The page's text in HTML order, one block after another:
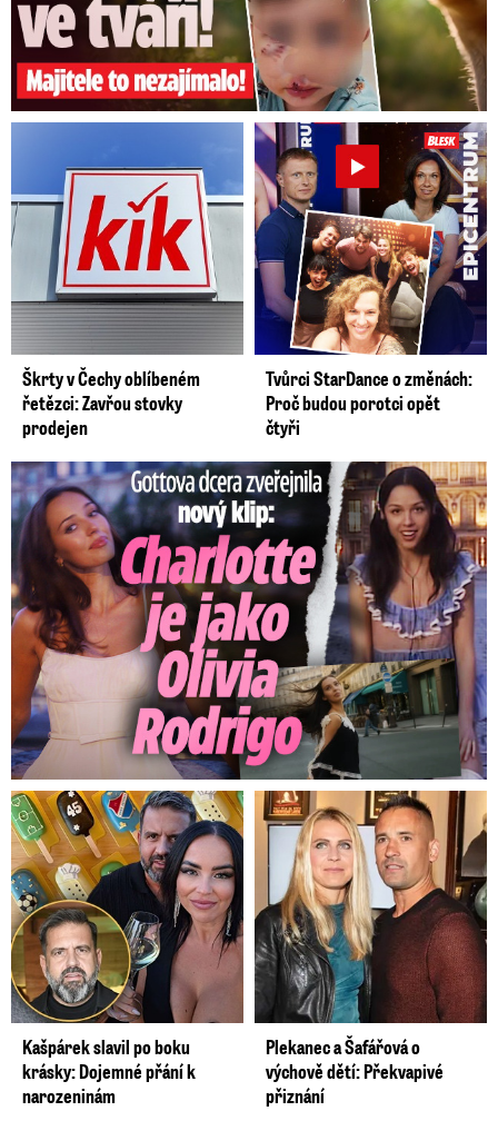
Škrty v Čechy oblíbeném
řetězci: Zavřou stovky
prodejen
Tvůrci StarDance o změnách:
Proč budou porotci opět
čtyři
Gottova dcera zveřejnila nový klip: Je jako Olivie Rodrigo!
Kašpárek slavil po boku
krásky: Dojemné přání k
narozeninám
Plekanec a Šafářová o
výchově dětí: Překvapivé
přiznání